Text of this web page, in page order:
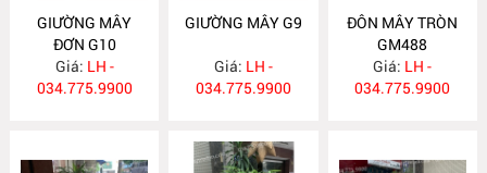
GIƯỜNG MÂY
ĐƠN G10
Giá: LH -
034.775.9900
GIƯỜNG MÂY G9
Giá: LH -
034.775.9900
ĐÔN MÂY TRÒN
GM488
Giá: LH -
034.775.9900